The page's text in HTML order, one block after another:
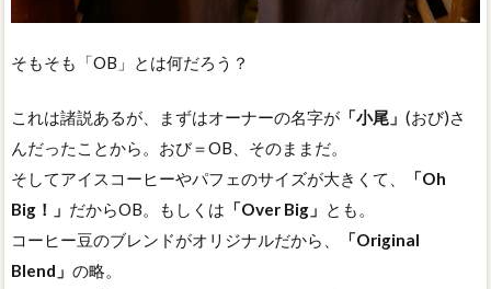
そもそも「OB」とは何だろう？
これは諸説あるが、まずはオーナーの名字が 「小尾」 (おび)さ
んだったことから。おび＝OB、そのままだ。
そしてアイスコーヒーやパフェのサイズが大きくて、
「Oh
Big！」 だからOB。もしくは 「Over Big」 とも。
コーヒー豆のブレンドがオリジナルだから、
「Original
Blend」 の略。